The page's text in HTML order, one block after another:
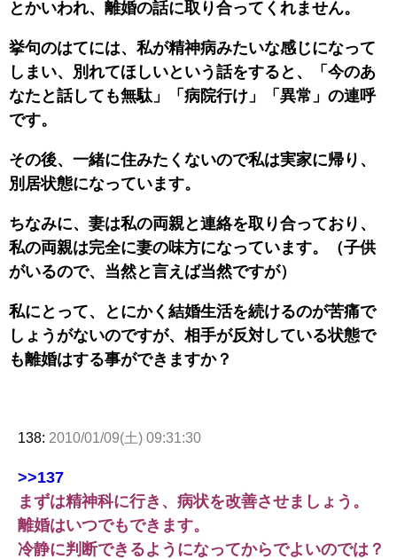
とかいわれ、離婚の話に取り合ってくれません。
挙句のはてには、私が精神病みたいな感じになって
しまい、別れてほしいという話をすると、「今のあ
なたと話しても無駄」「病院行け」「異常」の連呼
です。
その後、一緒に住みたくないので私は実家に帰り、
別居状態になっています。
ちなみに、妻は私の両親と連絡を取り合っており、
私の両親は完全に妻の味方になっています。（子供
がいるので、当然と言えば当然ですが）
私にとって、とにかく結婚生活を続けるのが苦痛で
しょうがないのですが、相手が反対している状態で
も離婚はする事ができますか？
138: 2010/01/09(土) 09:31:30
>>137
まずは精神科に行き、病状を改善させましょう。
離婚はいつでもできます。
冷静に判断できるようになってからでよいのでは？